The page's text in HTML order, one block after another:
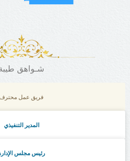
شـواهق
فريق عمل
المدير التنفيذي
رئيس مجلس